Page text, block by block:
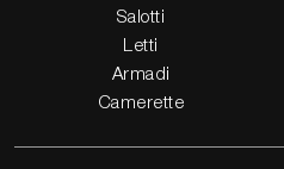
Salotti
Letti
Armadi
Camerette